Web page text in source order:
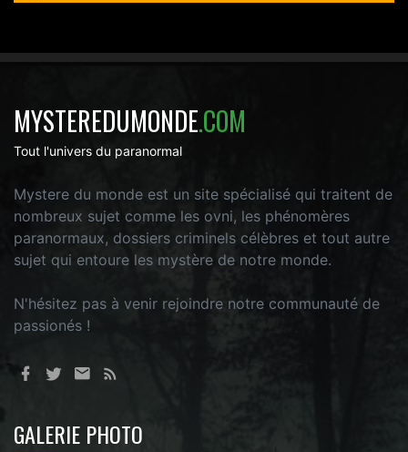
MYSTEREDUMONDE.COM
Tout l'univers du paranormal
Mystere du monde est un site spécialisé qui traitent de
nombreux sujet comme les ovni, les phénomères
paranormaux, dossiers criminels célèbres et tout autre
sujet qui entoure les mystère de notre monde.
N'hésitez pas à venir rejoindre notre communauté de
passionés !
GALERIE PHOTO